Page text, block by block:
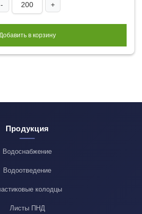
- +
в корзину
Продукция
Водоснабжение
Водоотведение
колодцы
Листы ПНД